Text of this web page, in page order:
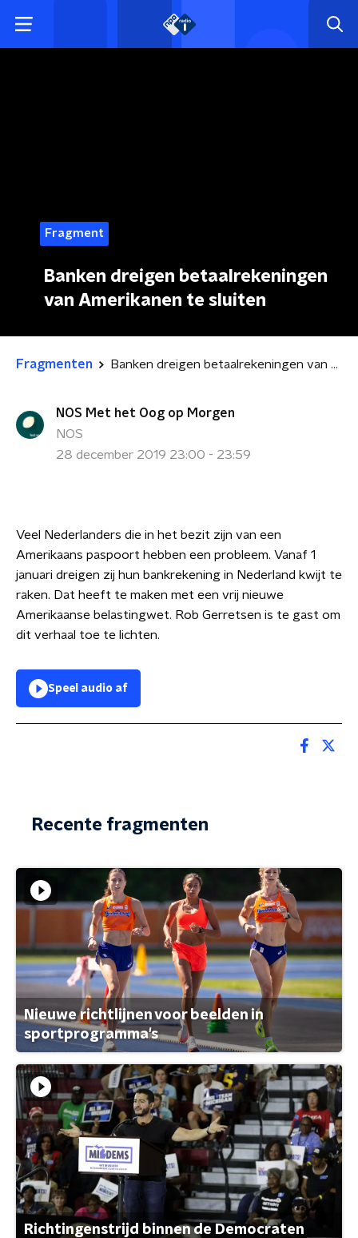
Fragment
Banken dreigen betaalrekeningen
van Amerikanen te sluiten
Fragmenten Banken dreigen betaalrekeningen van Amerikanen te sluiten
NOS Met het Oog op Morgen
NOS
28 december 2019 23:00 - 23:59
Veel Nederlanders die in het bezit zijn van een
Amerikaans paspoort hebben een probleem. Vanaf 1
januari dreigen zij hun bankrekening in Nederland kwijt te
raken. Dat heeft te maken met een vrij nieuwe
Amerikaanse belastingwet. Rob Gerretsen is te gast om
dit verhaal toe te lichten.
Speel audio af
Recente fragmenten
Nieuwe richtlijnen voor beelden in
sportprogramma's
Richtingenstrijd binnen de Democraten